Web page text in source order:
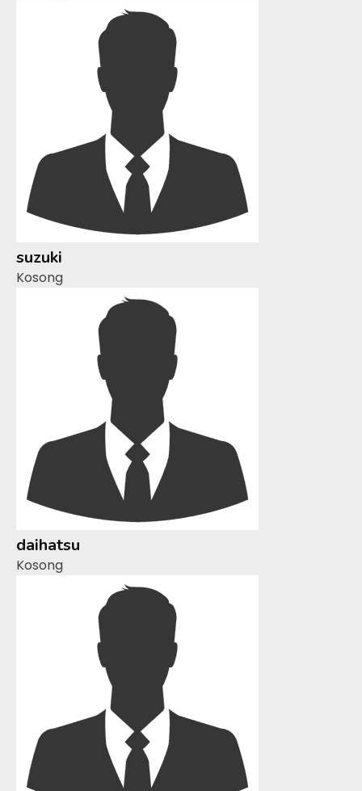
suzuki
Kosong
daihatsu
Kosong